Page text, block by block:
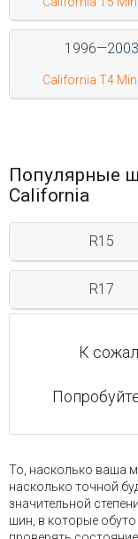
21:00
Сб-
до
1996—2003
California T4
Популярные
California
R15
R17
К
То, насколько ваша
насколько точной
значительной
шин, в которые обуто